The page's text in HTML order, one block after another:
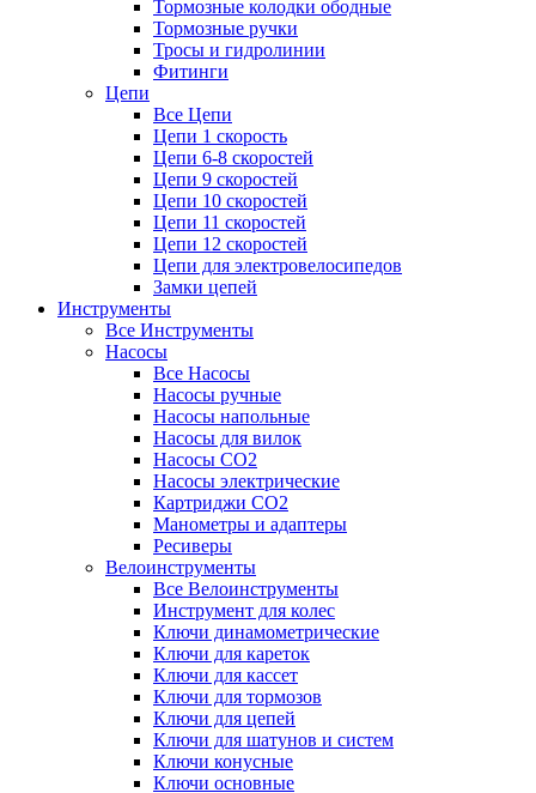
Тормозные колодки ободные
Тормозные ручки
Тросы и гидролинии
Фитинги
Цепи
Все Цепи
Цепи 1 скорость
Цепи 6-8 скоростей
Цепи 9 скоростей
Цепи 10 скоростей
Цепи 11 скоростей
Цепи 12 скоростей
Цепи для электровелосипедов
Замки цепей
Инструменты
Все Инструменты
Насосы
Все Насосы
Насосы ручные
Насосы напольные
Насосы для вилок
Насосы CO2
Насосы электрические
Картриджи CO2
Манометры и адаптеры
Ресиверы
Велоинструменты
Все Велоинструменты
Инструмент для колес
Ключи динамометрические
Ключи для кареток
Ключи для кассет
Ключи для тормозов
Ключи для цепей
Ключи для шатунов и систем
Ключи конусные
Ключи основные